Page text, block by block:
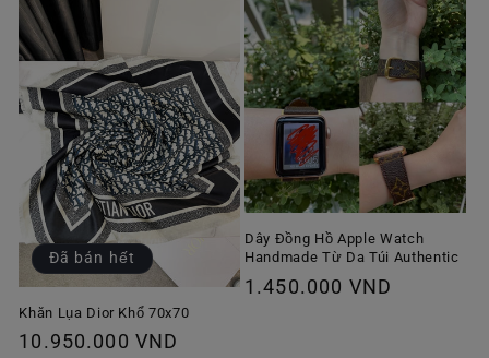
thường
Đã bán hết
Khăn Lụa Dior Khổ 70x70
Giá
10.950.000 VND
Dây Đồng Hồ Apple Watch
Handmade Từ Da Túi Authentic
Giá
1.450.000 VND